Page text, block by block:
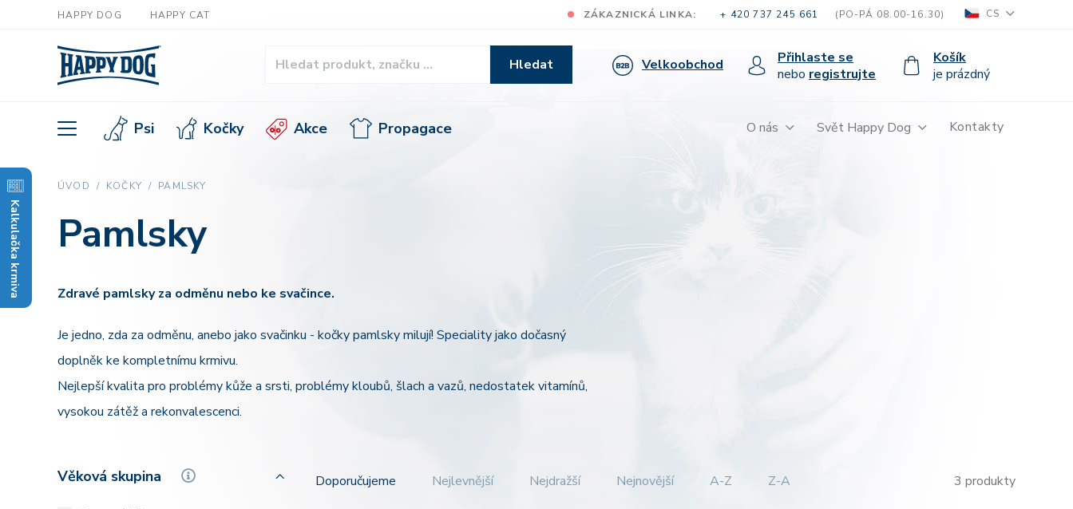
Kalkulačka krmiva
HAPPY DOG HAPPY CAT ZÁKAZNICKÁ LINKA: + 420 737 245 661 (PO-PÁ 08.00-16.30) CS
Hledat Velkoobchod
Přihlaste se
nebo registrujte
Košík
je prázdný
Psi Kočky Akce Propagace O nás Svět Happy Dog Kontakty
ÚVOD KOČKY PAMLSKY
Pamlsky
Zdravé pamlsky za odměnu nebo ke svačince.
Je jedno, zda za odměnu, anebo jako svačinku - kočky pamlsky milují! Speciality jako dočasný
doplněk ke kompletnímu krmivu.
Nejlepší kvalita pro problémy kůže a srsti, problémy kloubů, šlach a vazů, nedostatek vitamínů,
vysokou zátěž a rekonvalescenci.
Věková skupina Doporučujeme Nejlevnější Nejdražší Nejnovější A-Z Z-A 3 produkty